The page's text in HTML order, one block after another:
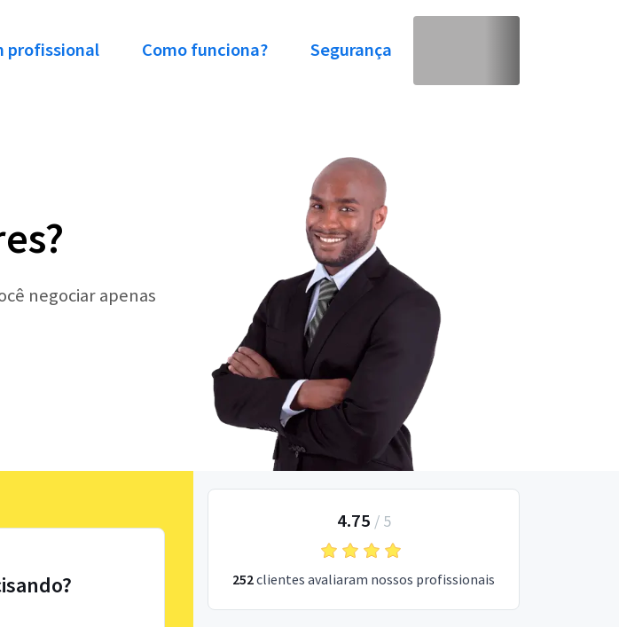
profissional Como funciona? Segurança
negociar apenas
4.75 / 5
252clientes avaliaram nossos profissionais